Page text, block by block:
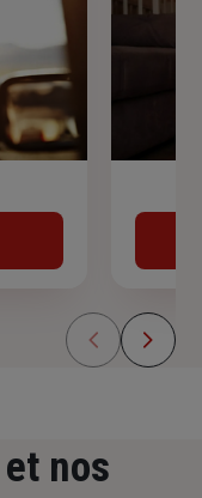
et nos